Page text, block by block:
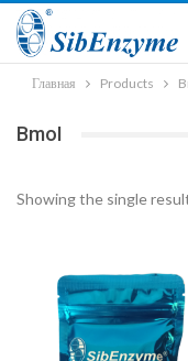
Главная Products
BmoI
Showing the single